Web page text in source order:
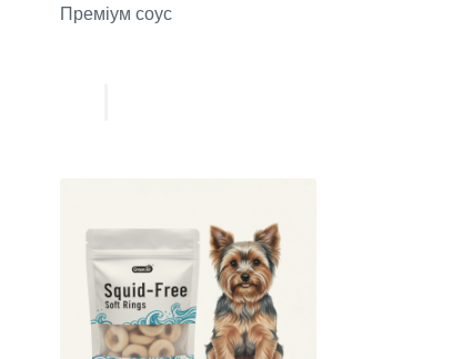
Преміум соус